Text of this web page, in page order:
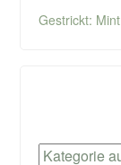
Gestrickt:
Kategorien